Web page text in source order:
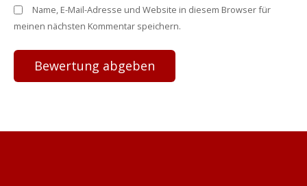
Name, E-Mail-Adresse und Website in diesem Browser für
meinen nächsten Kommentar speichern.